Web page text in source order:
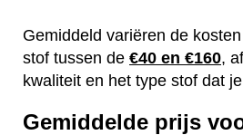
Gemiddeld variëren de
stof tussen de €40 en €160,
kwaliteit en het type stof dat
Gemiddelde prijs